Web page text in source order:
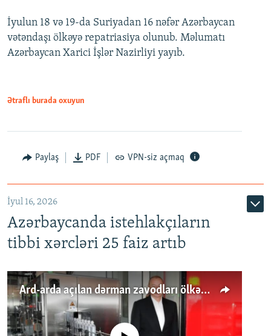
İyulun 18 və 19-da Suriyadan 16 nəfər Azərbaycan
vətəndaşı ölkəyə repatriasiya olunub. Məlumatı
Azərbaycan Xarici İşlər Nazirliyi yayıb.
Ətraflı burada oxuyun
Paylaş PDF VPN-siz açmaq
İyul 16, 2026
Azərbaycanda istehlakçıların
tibbi xərcləri 25 faiz artıb
Ard-arda açılan dərman zavodları ölkənin tələbatını ödəyirmi?